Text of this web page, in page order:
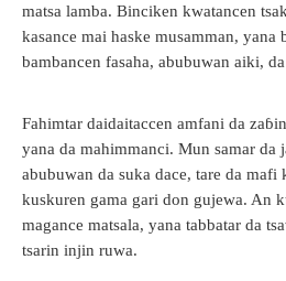
matsa lamba. Binciken kwatancen
kasance mai haske musamman, yana
bambancen fasaha, abubuwan aiki,
Fahimtar daidaitaccen amfani da
yana da mahimmanci. Mun samar da
abubuwan da suka dace, tare da mafi
kuskuren gama gari don gujewa. An
magance matsala, yana tabbatar da
tsarin injin ruwa.